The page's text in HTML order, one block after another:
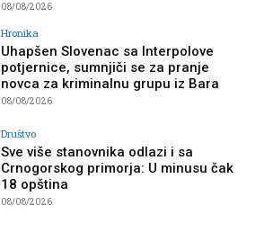
08/08/2026
Hronika
Uhapšen Slovenac sa Interpolove
potjernice, sumnjiči se za pranje
novca za kriminalnu grupu iz Bara
08/08/2026
Društvo
Sve više stanovnika odlazi i sa
Crnogorskog primorja: U minusu čak
18 opština
08/08/2026